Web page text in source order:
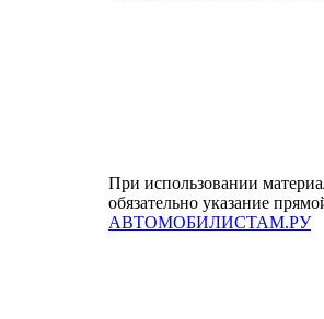
При использовании
обязательно указание
АВТОМОБИЛИСТАМ.РУ